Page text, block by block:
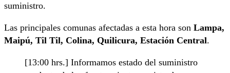
suministro.
Las principales comunas afectadas a esta hora son Lampa,
Maipú, Til Til, Colina, Quilicura, Estación Central.
[13:00 hrs.] Informamos estado del suministro